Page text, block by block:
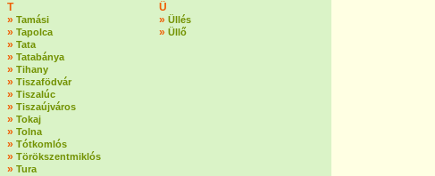
T
» Tamási
» Tapolca
» Tata
» Tatabánya
» Tihany
» Tiszafödvár
» Tiszalúc
» Tiszaújváros
» Tokaj
» Tolna
» Tótkomlós
» Törökszentmiklós
» Tura
Ü
» Üllés
» Üllő